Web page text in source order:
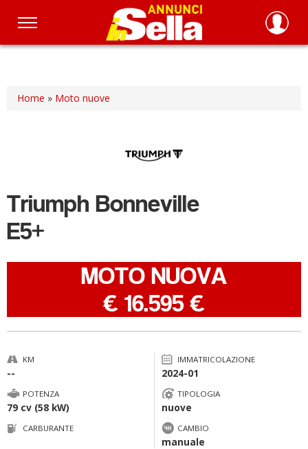
Salta
principale
Home » Moto nuove
Triumph Bonneville
E5+
MOTO NUOVA
€ 16.595 €
KM
--
IMMATRICOLAZIONE
2024-01
POTENZA
79 cv (58 kW)
TIPOLOGIA
nuove
CARBURANTE CAMBIO
manuale